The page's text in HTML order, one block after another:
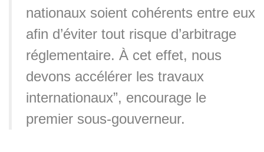
nationaux soient cohérents entre eux
afin d’éviter tout risque d’arbitrage
réglementaire. À cet effet, nous
devons accélérer les travaux
internationaux”, encourage le
premier sous-gouverneur.